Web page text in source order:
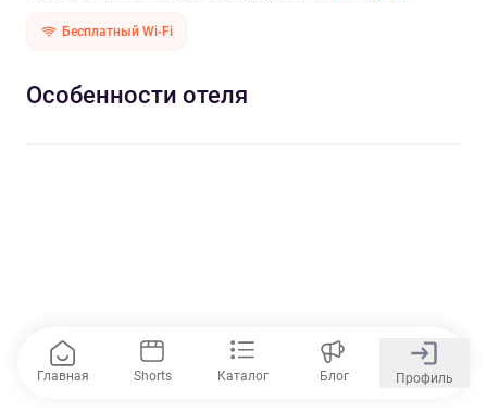
Бесплатный Wi-Fi
Особенности отеля
Главная Shorts Каталог Блог Профиль